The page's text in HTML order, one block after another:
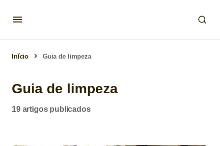
Início Guia de limpeza
Guia de limpeza
19 artigos publicados